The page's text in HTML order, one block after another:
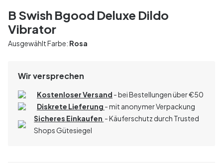
B Swish Bgood Deluxe Dildo
Vibrator
Ausgewählt Farbe: Rosa
Wir versprechen
Kostenloser Versand - bei Bestellungen über€50
Diskrete Lieferung - mit anonymer Verpackung
Sicheres Einkaufen - Käuferschutz durch Trusted
Shops Gütesiegel